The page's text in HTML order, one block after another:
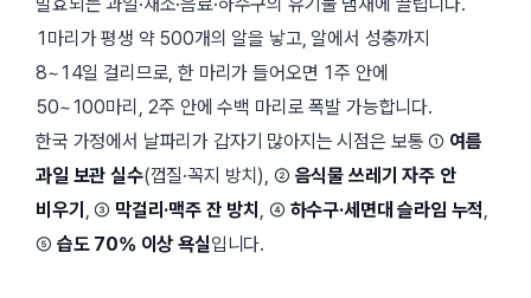
1마리가 평생 약 500개의 알을 낳고, 알에서 성충까지
8~14일 걸리므로, 한 마리가 들어오면 1주 안에
50~100마리, 2주 안에 수백 마리로 폭발 가능합니다.
한국 가정에서 날파리가 갑자기 많아지는 시점은 보통 ① 여름
과일 보관 실수(껍질·꼭지 방치), ② 음식물 쓰레기 자주 안
비우기 , ③ 막걸리·맥주 잔 방치 , ④ 하수구·세면대 슬라임 누적,
⑤ 습도 70% 이상 욕실입니다.